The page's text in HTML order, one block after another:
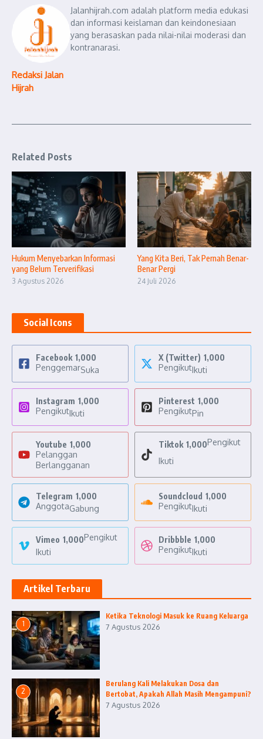
Redaksi Jalan
Hijrah
Jalanhijrah.com adalah platform media edukasi
dan informasi keislaman dan keindonesiaan
yang berasaskan pada nilai-nilai moderasi dan
kontranarasi.
Related Posts
Hukum Menyebarkan Informasi
yang Belum Terverifikasi
3 Agustus 2026
Yang Kita Beri, Tak Pernah Benar-
Benar Pergi
24 Juli 2026
Social Icons
Facebook 1,000
PenggemarSuka
X (Twitter) 1,000
PengikutIkuti
Instagram 1,000
PengikutIkuti
Pinterest 1,000
PengikutPin
Youtube 1,000
Pelanggan
Berlangganan
Tiktok 1,000Pengikut
Ikuti
Telegram 1,000
AnggotaGabung
Soundcloud 1,000
PengikutIkuti
Vimeo 1,000Pengikut
Ikuti
Dribbble 1,000
PengikutIkuti
Artikel Terbaru
1
Ketika Teknologi Masuk ke Ruang Keluarga
7 Agustus 2026
2
Berulang Kali Melakukan Dosa dan
Bertobat, Apakah Allah Masih Mengampuni?
7 Agustus 2026